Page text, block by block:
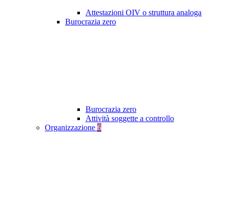
Attestazioni OIV o struttura analoga
Burocrazia zero
Burocrazia zero
Attività soggette a controllo
Organizzazione 6